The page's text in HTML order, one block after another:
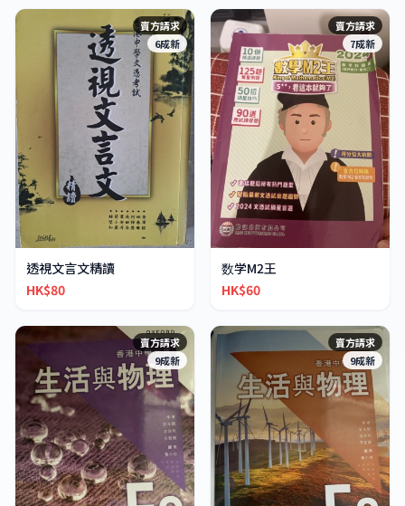
賣方請求
6成新
透視文言文精讀
HK$80
賣方請求
7成新
数学M2王
HK$60
賣方請求
9成新
賣方請求
9成新